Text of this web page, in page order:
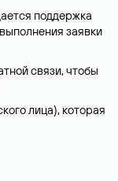
поддержка
заявки
связи, чтобы
лица), которая